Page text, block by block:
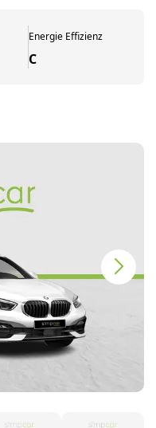
Energie Effizienz
C